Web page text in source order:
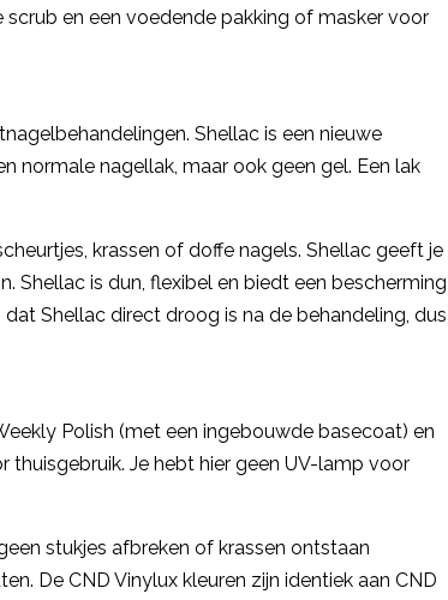
en een voedende pakking of masker voor
Shellac is een nieuwe
normale nagellak, maar ook geen gel. Een lak
krassen of doffe nagels. Shellac geeft je
Shellac is dun, flexibel en biedt een bescherming
Shellac direct droog is na de behandeling, dus
Polish (met een ingebouwde basecoat) en
thuisgebruik. Je hebt hier geen UV-lamp voor
stukjes afbreken of krassen ontstaan
De CND Vinylux kleuren zijn identiek aan CND